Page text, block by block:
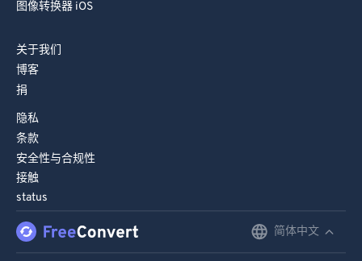
图像转换器 iOS
关于我们
博客
捐
隐私
条款
安全性与合规性
接触
status
简体中文